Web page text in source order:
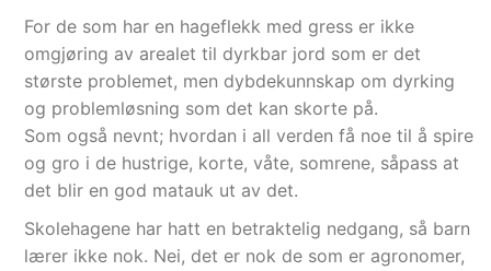
For de som har en hageflekk med gress er ikke
omgjøring av arealet til dyrkbar jord som er det
største problemet, men dybdekunnskap om dyrking
og problemløsning som det kan skorte på.
Som også nevnt; hvordan i all verden få noe til å spire
og gro i de hustrige, korte, våte, somrene, såpass at
det blir en god matauk ut av det.
Skolehagene har hatt en betraktelig nedgang, så barn
lærer ikke nok. Nei, det er nok de som er agronomer,